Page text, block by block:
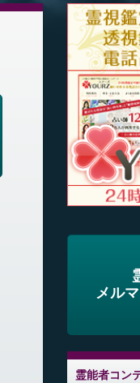
メル
霊能者コン